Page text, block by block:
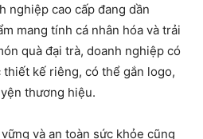
nghiệp cao cấp đang dần
mang tính cá nhân hóa và trải
quà đại trà, doanh nghiệp có
kế riêng, có thể gắn logo,
thương hiệu.
và an toàn sức khỏe cũng